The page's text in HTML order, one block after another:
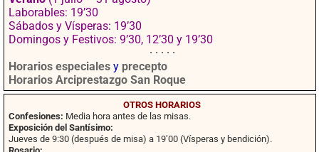
Laborables: 19’30
Sábados y Vísperas: 19’30
Domingos y Festivos: 9’30, 12’30 y 19’30
· · · · ·
Horarios especiales y precepto
Horarios Arciprestazgo San Roque
OTROS HORARIOS
Confesiones: Media hora antes de las misas.
Exposición del Santísimo:
Jueves de 9:30 (después de misa) a 19’00 (Vísperas y bendición).